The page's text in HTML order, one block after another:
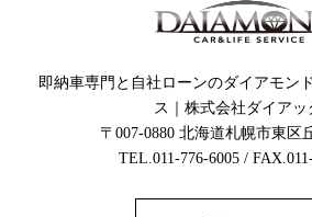
即納車専門と自社ローンのダイアモン
ス｜株式会社ダイアッ
〒007-0880 北海道札幌市東区
TEL.011-776-6005 /